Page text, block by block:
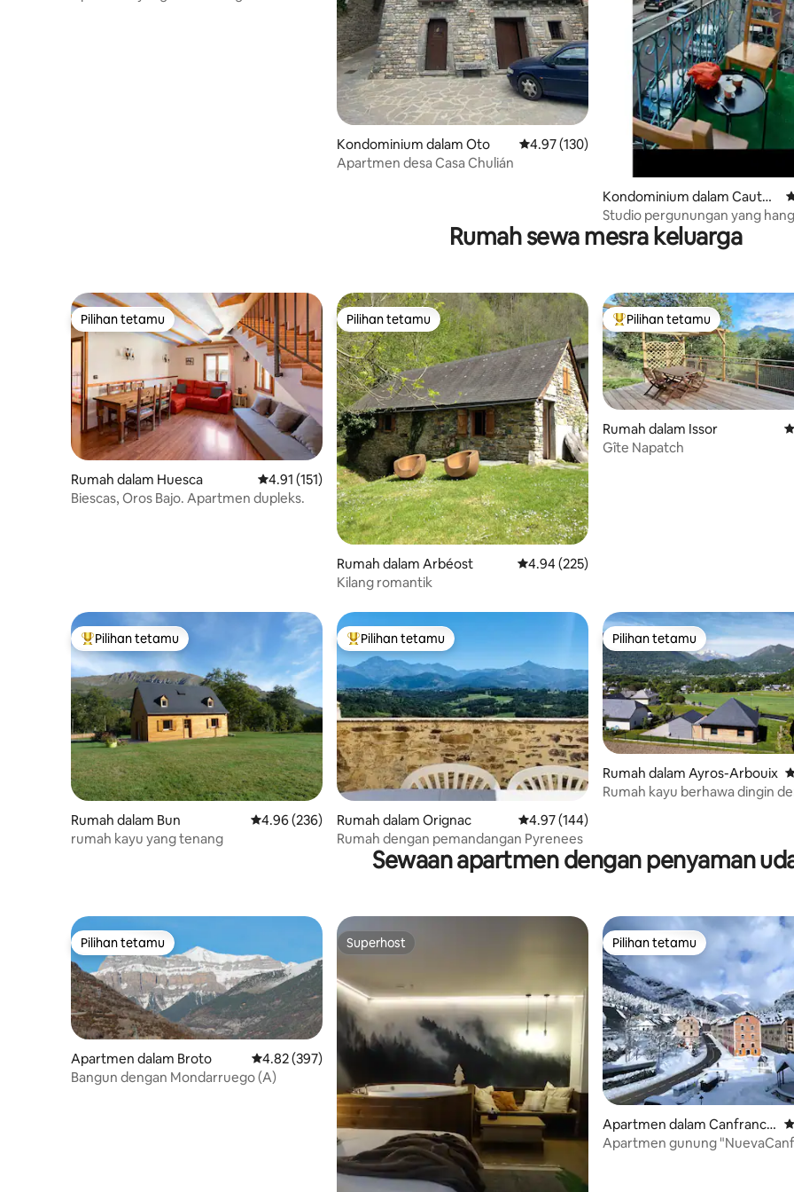
Kondominium dalam Oto Penarafan purata 4.97 daripada 5, 130 ulasan
4.97 (130)
Apartmen desa Casa Chulián
Kondominium dalam Cauter
ets
Studio pergunungan yang
Rumah sewa mesra keluarga
Pilihan tetamu
Pilihan tetamu
Rumah dalam Huesca Penarafan purata 4.91 daripada 5, 151 ulasan
4.91 (151)
Biescas, Oros Bajo. Apartmen dupleks.
Pilihan tetamu
Pilihan tetamu
Rumah dalam Arbéost Penarafan purata 4.94 daripada 5, 225 ulasan
4.94 (225)
Kilang romantik
Pilihan utama tetamu
Pilihan tetamu
Rumah dalam Issor
Gîte Napatch
Pilihan utama tetamu
Pilihan tetamu
Rumah dalam Bun Penarafan purata 4.96 daripada 5, 236 ulasan
4.96 (236)
rumah kayu yang tenang
Pilihan utama tetamu
Pilihan tetamu
Rumah dalam Orignac Penarafan purata 4.97 daripada 5, 144 ulasan
4.97 (144)
Rumah dengan pemandangan Pyrenees
Pilihan tetamu
Pilihan tetamu
Rumah dalam Ayros-Arbouix
Rumah kayu berhawa dingin
Sewaan apartmen dengan penyaman
Pilihan tetamu
Pilihan tetamu
Apartmen dalam Broto Penarafan purata 4.82 daripada 5, 397 ulasan
4.82 (397)
Bangun dengan Mondarruego (A)
Superhost
Superhost Pilihan tetamu
Pilihan tetamu
Apartmen dalam Canfranc-
Estación
Apartmen gunung